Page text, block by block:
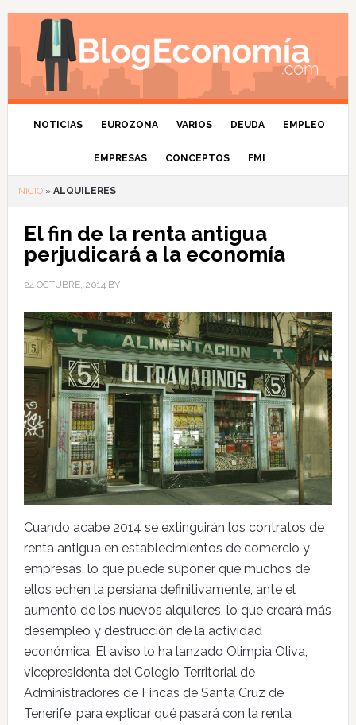
NOTICIAS EUROZONA VARIOS DEUDA EMPLEO
EMPRESAS CONCEPTOS FMI
INICIO» ALQUILERES
El fin de la renta antigua
perjudicará a la economía
24 OCTUBRE, 2014BY
Cuando acabe 2014 se extinguirán los contratos de
renta antigua en establecimientos de comercio y
empresas, lo que puede suponer que muchos de
ellos echen la persiana definitivamente, ante el
aumento de los nuevos alquileres, lo que creará más
desempleo y destrucción de la actividad
económica. El aviso lo ha lanzado Olimpia Oliva,
vicepresidenta del Colegio Territorial de
Administradores de Fincas de Santa Cruz de
Tenerife, para explicar qué pasará con la renta